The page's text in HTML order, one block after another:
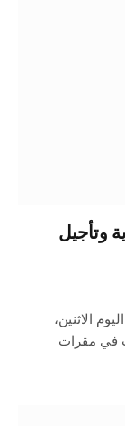
وتأجيل
الاثنين،
في مقرات